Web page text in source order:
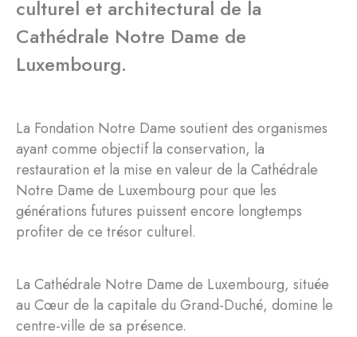
culturel et architectural de la
Cathédrale Notre Dame de
Luxembourg.
La Fondation Notre Dame soutient des organismes
ayant comme objectif la conservation, la
restauration et la mise en valeur de la Cathédrale
Notre Dame de Luxembourg pour que les
générations futures puissent encore longtemps
profiter de ce trésor culturel.
La Cathédrale Notre Dame de Luxembourg, située
au Cœur de la capitale du Grand-Duché, domine le
centre-ville de sa présence.